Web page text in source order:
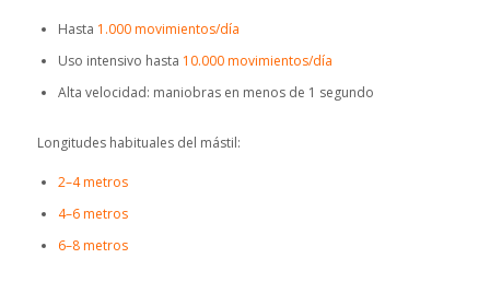
Hasta 1.000 movimientos/día
Uso intensivo hasta 10.000 movimientos/día
Alta velocidad: maniobras en menos de 1 segundo
Longitudes habituales del mástil:
2–4 metros
4–6 metros
6–8 metros